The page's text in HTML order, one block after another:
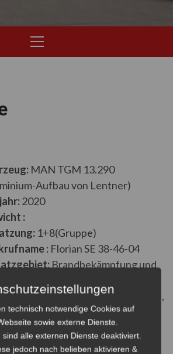
Primary
Menu
MAN TGM 13.290
Aufbau von Lentner)
2020
:
1+8(Gruppe)
: Florian SE 38-46-04
Brandbekämpfung und
Feuerlöschkreiselpumpe,
FPN 10-2000
GFK-Tank, 2.700 Liter
technisch notwendige Cookies auf
sowie externe Dienste.
alle externen Dienste deaktiviert.
jedoch nach belieben aktivieren &